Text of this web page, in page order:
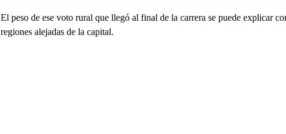
El peso de ese voto rural que llegó al final de la carrera se puede explicar
regiones alejadas de la capital.